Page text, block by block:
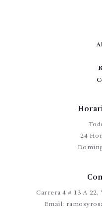
24
Carrera 4 # 13 A 22,
Email: